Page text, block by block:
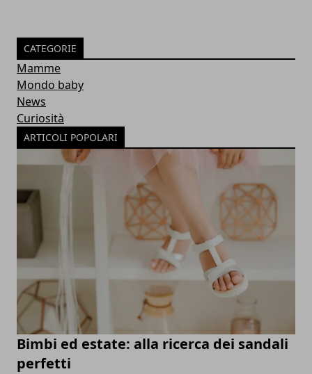
CATEGORIE
Mamme
Mondo baby
News
Curiosità
ARTICOLI POPOLARI
Bimbi ed estate: alla ricerca dei sandali
perfetti